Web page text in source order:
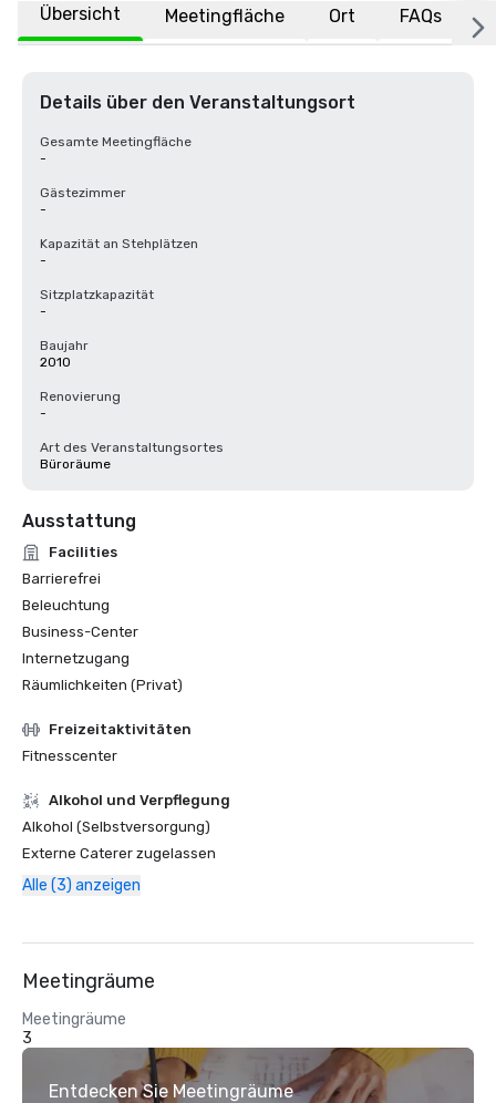
Übersicht Meetingfläche Ort FAQs
Details über den Veranstaltungsort
Gesamte Meetingfläche
-
Gästezimmer
-
Kapazität an Stehplätzen
-
Sitzplatzkapazität
-
Baujahr
2010
Renovierung
-
Art des Veranstaltungsortes
Büroräume
Ausstattung
Facilities
Barrierefrei
Beleuchtung
Business-Center
Internetzugang
Räumlichkeiten (Privat)
Freizeitaktivitäten
Fitnesscenter
‪Alkohol‬ und Verpflegung
Alkohol (Selbstversorgung)
Externe Caterer zugelassen
Alle (3) anzeigen
Meetingräume
Meetingräume
3
Entdecken Sie Meetingräume